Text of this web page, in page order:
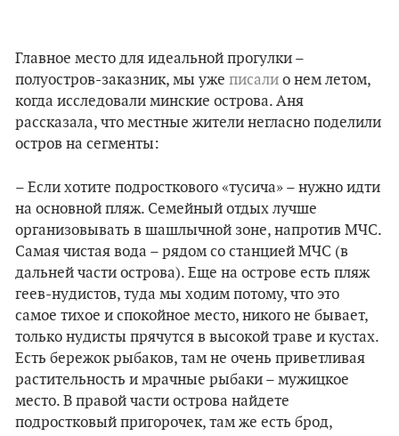
Главное место для идеальной прогулки –
полуостров-заказник, мы уже писали о нем летом,
когда исследовали минские острова. Аня
рассказала, что местные жители негласно поделили
остров на сегменты:
– Если хотите подросткового «тусича» – нужно идти
на основной пляж. Семейный отдых лучше
организовывать в шашлычной зоне, напротив МЧС.
Самая чистая вода – рядом со станцией МЧС (в
дальней части острова). Еще на острове есть пляж
геев-нудистов, туда мы ходим потому, что это
самое тихое и спокойное место, никого не бывает,
только нудисты прячутся в высокой траве и кустах.
Есть бережок рыбаков, там не очень приветливая
растительность и мрачные рыбаки – мужицкое
место. В правой части острова найдете
подростковый пригорочек, там же есть брод,